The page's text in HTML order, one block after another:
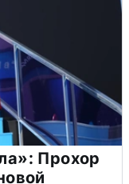
Прохор